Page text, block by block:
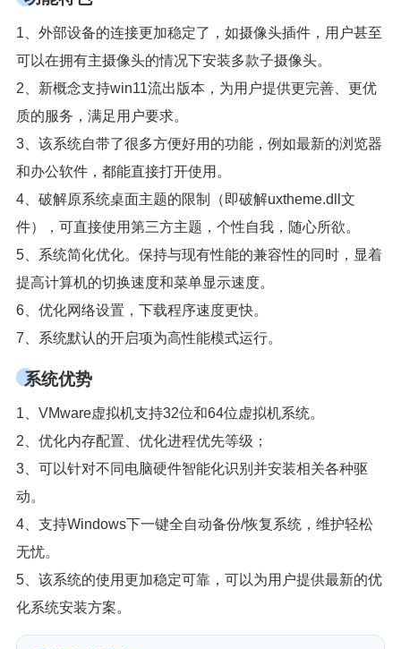
1、外部设备的连接更加稳定了，如摄像头插件，用户甚至
可以在拥有主摄像头的情况下安装多款子摄像头。
2、新概念支持win11流出版本，为用户提供更完善、更优
质的服务，满足用户要求。
3、该系统自带了很多方便好用的功能，例如最新的浏览器
和办公软件，都能直接打开使用。
4、破解原系统桌面主题的限制（即破解uxtheme.dll文
件），可直接使用第三方主题，个性自我，随心所欲。
5、系统简化优化。保持与现有性能的兼容性的同时，显着
提高计算机的切换速度和菜单显示速度。
6、优化网络设置，下载程序速度更快。
7、系统默认的开启项为高性能模式运行。
系统优势
1、VMware虚拟机支持32位和64位虚拟机系统。
2、优化内存配置、优化进程优先等级；
3、可以针对不同电脑硬件智能化识别并安装相关各种驱
动。
4、支持Windows下一键全自动备份/恢复系统，维护轻松
无忧。
5、该系统的使用更加稳定可靠，可以为用户提供最新的优
化系统安装方案。